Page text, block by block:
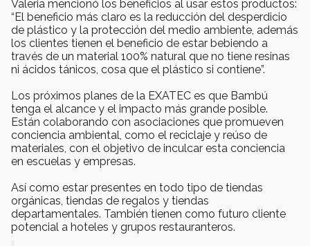
Valeria mencionó los beneficios al usar estos productos:
“El beneficio más claro es la reducción del desperdicio
de plástico y la protección del medio ambiente, además
los clientes tienen el beneficio de estar bebiendo a
través de un material 100% natural que no tiene resinas
ni ácidos tánicos, cosa que el plástico si contiene”.
Los próximos planes de la EXATEC es que Bambú
tenga el alcance y el impacto más grande posible.
Están colaborando con asociaciones que promueven
conciencia ambiental, como el reciclaje y reúso de
materiales, con el objetivo de inculcar esta conciencia
en escuelas y empresas.
Así como estar presentes en todo tipo de tiendas
orgánicas, tiendas de regalos y tiendas
departamentales. También tienen como futuro cliente
potencial a hoteles y grupos restauranteros.